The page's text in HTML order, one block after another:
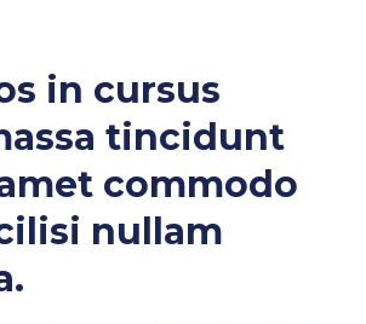
in cursus
tincidunt
commodo
nullam
.